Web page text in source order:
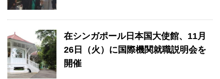
在シンガポール日本国大使館、11月
26日（火）に国際機関就職説明会を
開催